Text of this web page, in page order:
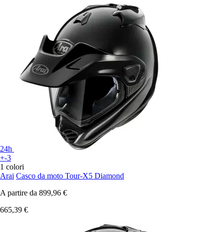
24h
+-3
1 colori
Arai Casco da moto Tour-X5 Diamond
A partire da 899,96 €
665,39 €